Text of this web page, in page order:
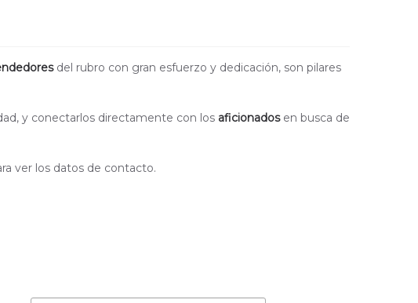
del rubro con gran esfuerzo y dedicación, son pilares
y conectarlos directamente con los aficionadosen busca de
ver los datos de contacto.